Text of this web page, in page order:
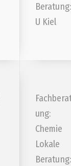
Beratung:
U Kiel
ung:
Chemie
Lokale
Beratung: